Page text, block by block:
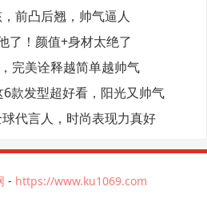
前凸后翘，帅气逼人
了！颜值+身材太绝了
完美诠释越简单越帅气
款发型超好看，阳光又帅气
代言人，时尚表现力真好
- https://www.ku1069.com